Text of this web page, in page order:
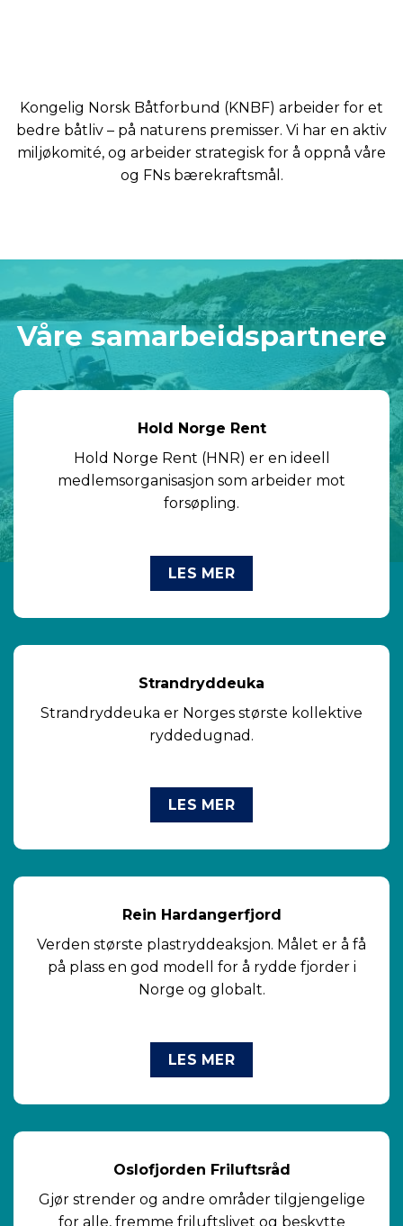
Kongelig Norsk Båtforbund (KNBF) arbeider for et
bedre båtliv – på naturens premisser. Vi har en aktiv
miljøkomité, og arbeider strategisk for å oppnå våre
og FNs bærekraftsmål.
Våre samarbeidspartnere
Hold Norge Rent
Hold Norge Rent (HNR) er en ideell
medlemsorganisasjon som arbeider mot
forsøpling.
LES MER
Strandryddeuka
Strandryddeuka er Norges største kollektive
ryddedugnad.
LES MER
Rein Hardangerfjord
Verden største plastryddeaksjon. Målet er å få
på plass en god modell for å rydde fjorder i
Norge og globalt.
LES MER
Oslofjorden Friluftsråd
Gjør strender og andre områder tilgjengelige
for alle, fremme friluftslivet og beskytte